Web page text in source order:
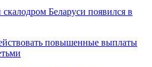
Беларуси появился в
повышенные выплаты